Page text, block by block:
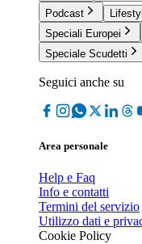
Podcast
Speciali Europei
Speciale Scudetti
Seguici anche su
Area personale
Help e Faq
Info e contatti
Termini del servizio
Utilizzo dati e
Cookie Policy